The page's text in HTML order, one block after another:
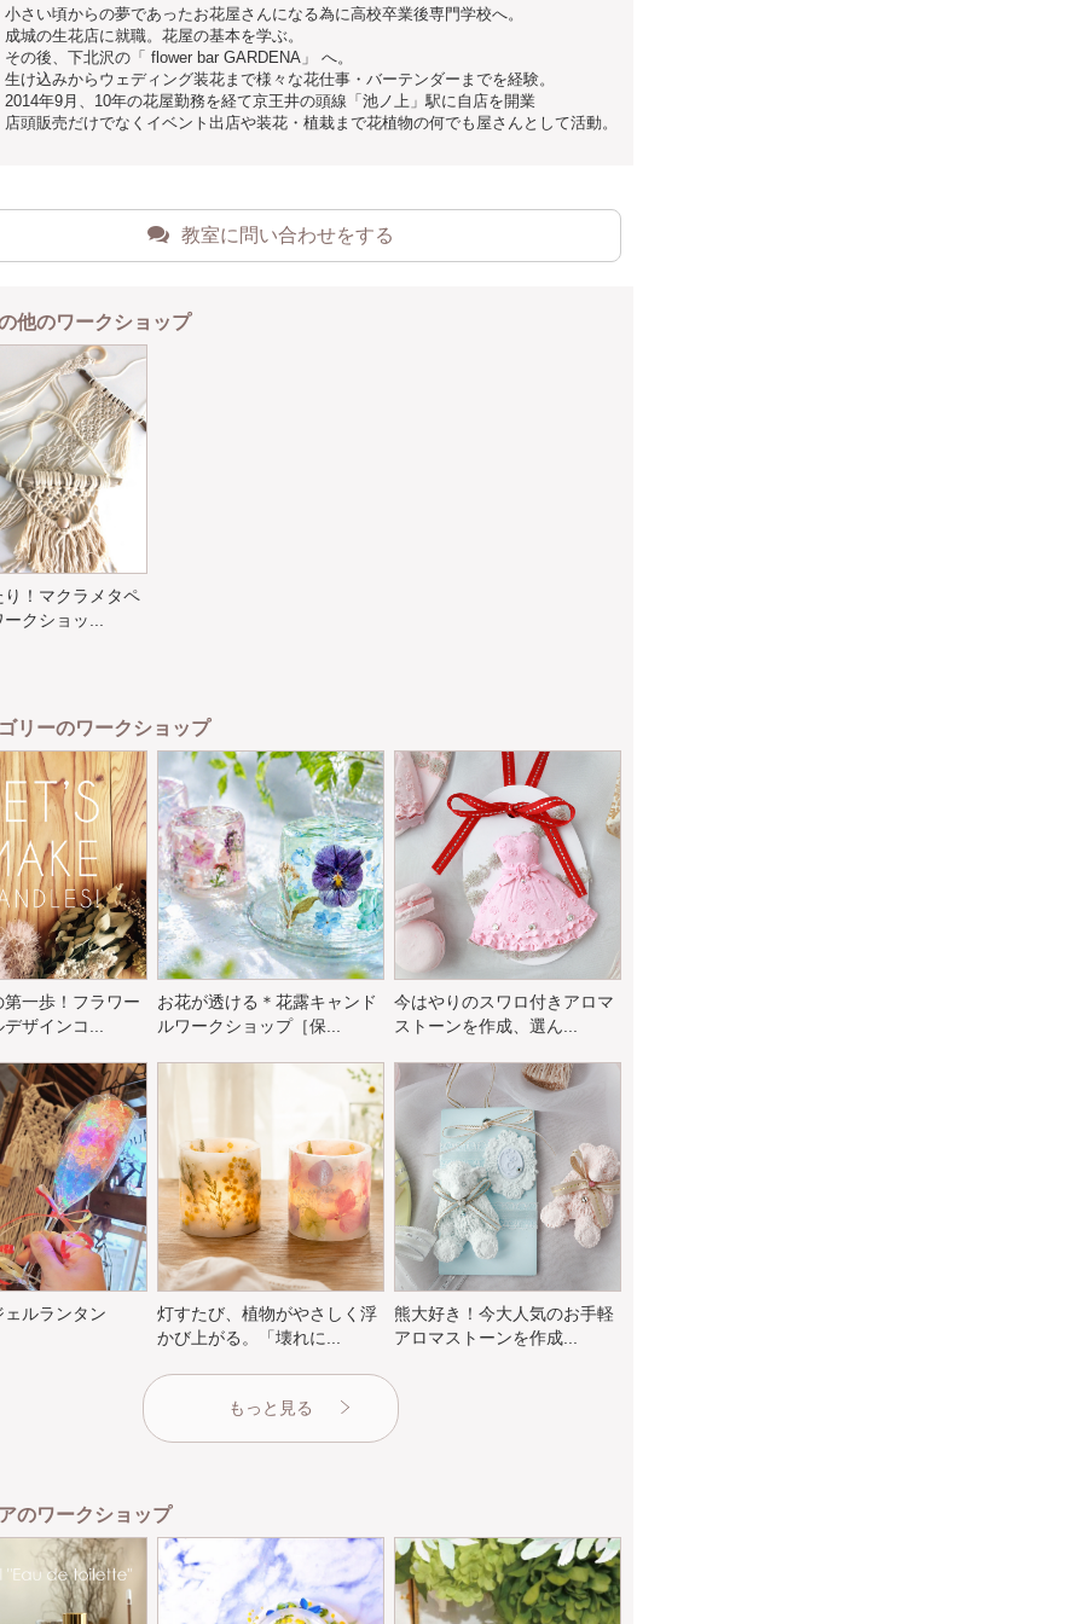
小さい頃からの夢であったお花屋さんになる為に高校卒業後専門学校へ。
成城の生花店に就職。花屋の基本を学ぶ。
その後、下北沢の「 flower bar GARDENA」 へ。
生け込みからウェディング装花まで様々な花仕事・バーテンダーまでを経験。
2014年9月、10年の花屋勤務を経て京王井の頭線「池ノ上」駅に自店を開業
店頭販売だけでなくイベント出店や装花・植栽まで花植物の何でも屋さんとして活動。
教室に問い合わせをする
他のワークショップ
り！マクラメタペ
クショッ...
リーのワークショップ
一歩！フラワー
ザインコ...
お花が透ける＊花露キャンド
ルワークショップ［保...
今はやりのスワロ付きアロマ
ストーンを作成、選ん...
ルランタン
灯すたび、植物がやさしく浮
かび上がる。「壊れに...
熊大好き！今大人気のお手軽
アロマストーンを作成...
もっと見る
のワークショップ